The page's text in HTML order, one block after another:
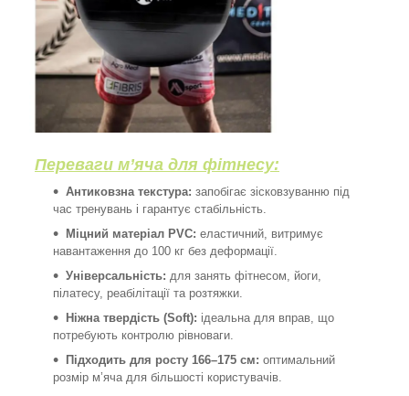
Переваги м’яча для фітнесу:
Антиковзна текстура: запобігає зісковзуванню під
час тренувань і гарантує стабільність.
Міцний матеріал PVC: еластичний, витримує
навантаження до 100 кг без деформації.
Універсальність: для занять фітнесом, йоги,
пілатесу, реабілітації та розтяжки.
Ніжна твердість (Soft): ідеальна для вправ, що
потребують контролю рівноваги.
Підходить для росту 166–175 см: оптимальний
розмір м’яча для більшості користувачів.